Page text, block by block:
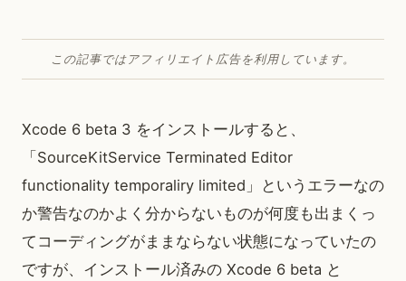
この記事ではアフィリエイト広告を利用しています。
Xcode 6 beta 3 をインストールすると、
「SourceKitService Terminated Editor
functionality temporaliry limited」というエラーなの
か警告なのかよく分からないものが何度も出まくっ
てコーディングがままならない状態になっていたの
ですが、インストール済みの Xcode 6 beta と